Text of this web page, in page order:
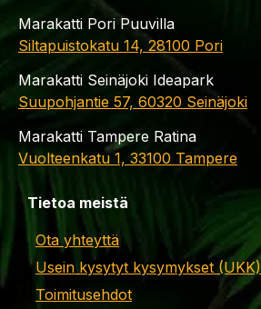
Marakatti Pori Puuvilla
Siltapuistokatu 14, 28100 Pori
Marakatti Seinäjoki Ideapark
Suupohjantie 57, 60320 Seinäjoki
Marakatti Tampere Ratina
Vuolteenkatu 1, 33100 Tampere
Tietoa meistä
Ota yhteyttä
Usein kysytyt kysymykset (UKK)
Toimitusehdot